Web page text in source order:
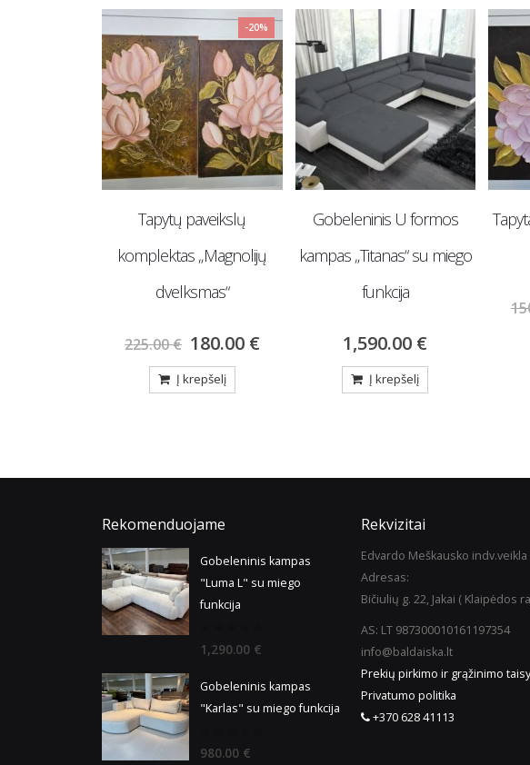
Gobeleninis U formos
kampas „Titanas“ su miego
funkcija
1,590.00€
Į krepšelį
-20%
Tapytas paveikslas „Spalvų
žaismas“
120.00
Į krepšelį
Rekomenduojame
Gobeleninis kampas
"Luma L" su miego
funkcija
0
out
1,290.00 €
Gobeleninis kampas
"Karlas" su miego funkcija
0
out
980.00 €
Rekvizitai
Edvardo Meškausko indv.veikla
Adresas:
Bičiulių g. 22, Jakai ( Klaipėdos
AS: LT 987300010161197354
info@baldaiska.lt
Prekių pirkimo ir grąžinimo
Privatumo politika
+370 628 41113